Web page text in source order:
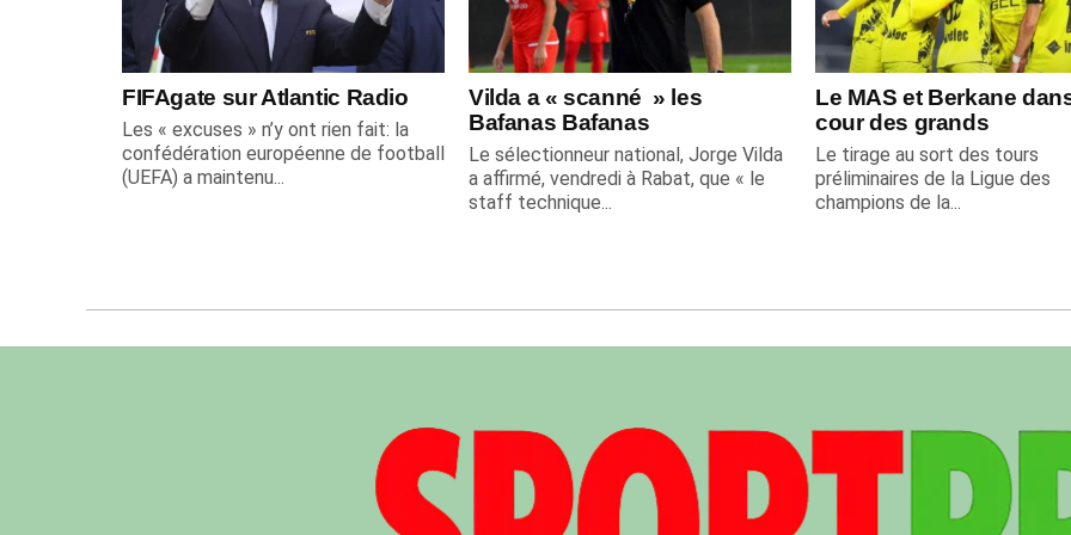
FIFAgate sur Atlantic Radio
Les « excuses » n’y ont rien fait: la
confédération européenne de football
(UEFA) a maintenu...
Vilda a « scanné » les
Bafanas Bafanas
Le sélectionneur national, Jorge Vilda
a affirmé, vendredi à Rabat, que « le
staff technique...
Le MAS et Berkane
cour des grands
Le tirage au sort des tours
préliminaires de la Ligue des
champions de la...